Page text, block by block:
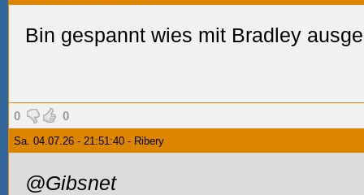
Bin gespannt wies mit Bradley
0 0
Sa. 04.07.26 - 21:51:40 - Ribery
@Gibsnet